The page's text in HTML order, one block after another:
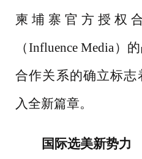
柬埔寨官方授权
（Influence Media）
合作关系的确立标
入全新篇章。
国际选美新势力